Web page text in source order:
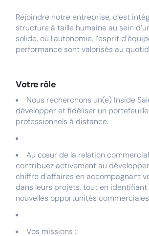
Rejoindre notre entreprise, c’est
structure à taille humaine au sein
solide, où l’autonomie, l’esprit
performance sont valorisés au
Votre rôle
Nous recherchons un(e) Inside
développer et fidéliser un
professionnels à distance.
Au cœur de la relation
contribuez activement au
chiffre d’affaires en accompagnant
dans leurs projets, tout en identifiant
nouvelles opportunités
Vos missions :